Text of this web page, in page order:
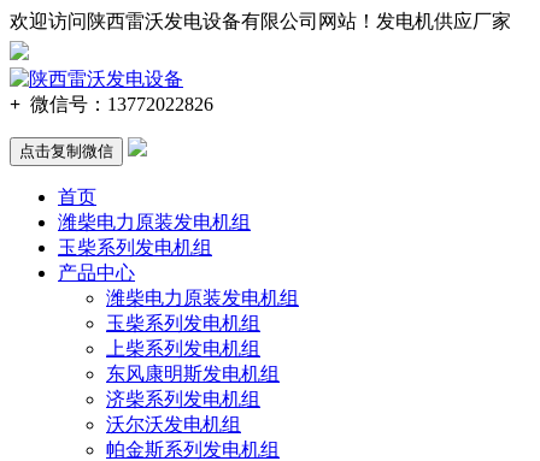
欢迎访问陕西雷沃发电设备有限公司网站！发电机供应厂家
+ 微信号： 13772022826
点击复制微信
首页
潍柴电力原装发电机组
玉柴系列发电机组
产品中心
潍柴电力原装发电机组
玉柴系列发电机组
上柴系列发电机组
东风康明斯发电机组
济柴系列发电机组
沃尔沃发电机组
帕金斯系列发电机组